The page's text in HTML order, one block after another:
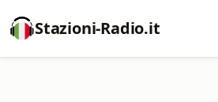
Stazioni-Radio.it